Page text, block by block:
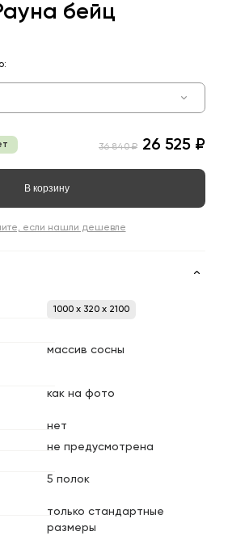
бейц
36 840 ₽ 26 525 ₽
В корзину
если нашли дешевле
1000 x 320 x 2100
массив сосны
как на фото
нет
не предусмотрена
5 полок
только стандартные
размеры